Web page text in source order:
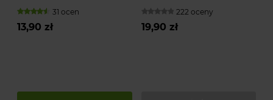
31 ocen
13,90 zł
222 oceny
19,90 zł